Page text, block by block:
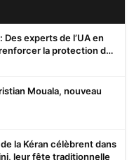
experts de l’UA en
la protection des
Mouala, nouveau
la Kéran célèbrent dans
leur fête traditionnelle